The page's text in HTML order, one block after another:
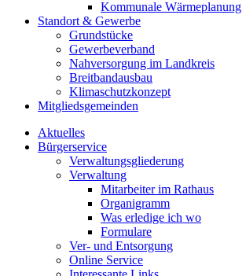
Kommunale Wärmeplanung
Standort & Gewerbe
Grundstücke
Gewerbeverband
Nahversorgung im Landkreis
Breitbandausbau
Klimaschutzkonzept
Mitgliedsgemeinden
Aktuelles
Bürgerservice
Verwaltungsgliederung
Verwaltung
Mitarbeiter im Rathaus
Organigramm
Was erledige ich wo
Formulare
Ver- und Entsorgung
Online Service